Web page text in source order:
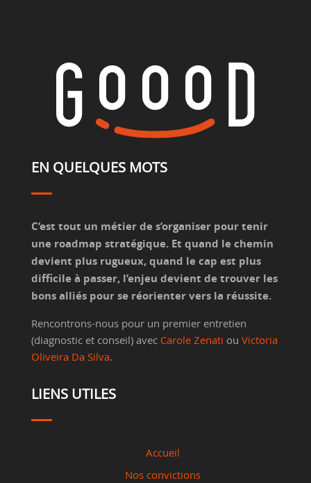
EN QUELQUES MOTS
C’est tout un métier de s’organiser pour tenir
une roadmap stratégique. Et quand le chemin
devient plus rugueux, quand le cap est plus
difficile à passer, l’enjeu devient de trouver les
bons alliés pour se réorienter vers la réussite.
Rencontrons-nous pour un premier entretien
(diagnostic et conseil) avec Carole Zenati ou Victoria
Oliveira Da Silva.
LIENS UTILES
Accueil
Nos convictions